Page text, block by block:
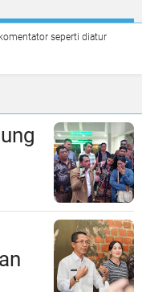
seperti diatur